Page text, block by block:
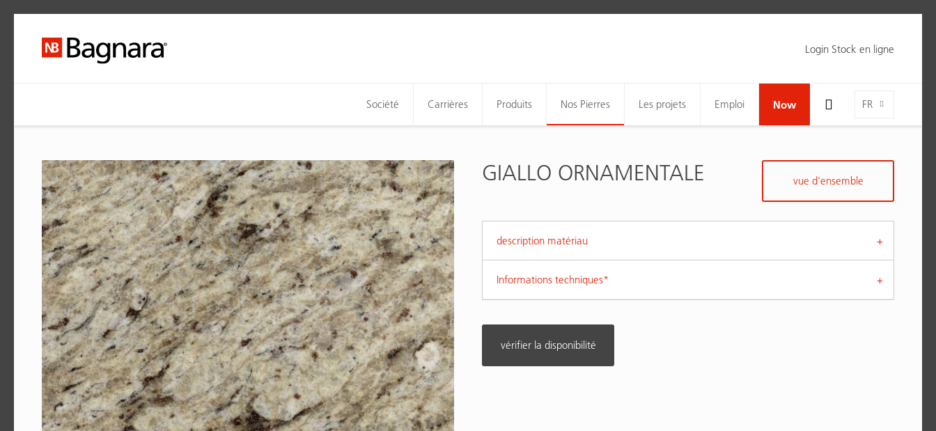
Login Stock en ligne
FR
Toggle Search Bar Visibility For Wide Screens
Société
Carrières Produits Nos Pierres Les projets Emploi Now
GIALLO ORNAMENTALE vue d'ensemble
description matériau
Informations techniques*
vérifier la disponibilité